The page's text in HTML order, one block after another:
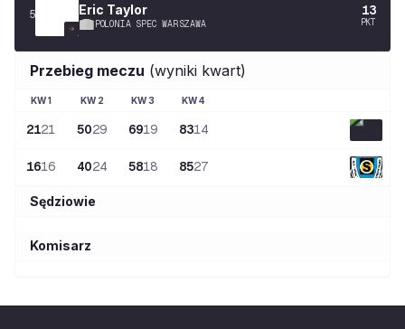
5 Eric Taylor
POLONIA SPEC WARSZAWA
13
PKT
Przebieg meczu (wyniki kwart)
KW1 KW 2 KW3 KW4
2121 5029 6919 8314
1616 4024 5818 8527
Sędziowie
Komisarz